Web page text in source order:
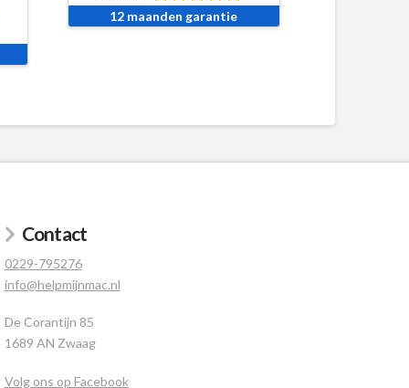
12 maanden garantie
Contact
0229-795276
info@helpmijnmac.nl
De Corantijn 85
1689 AN Zwaag
Volg ons op Facebook